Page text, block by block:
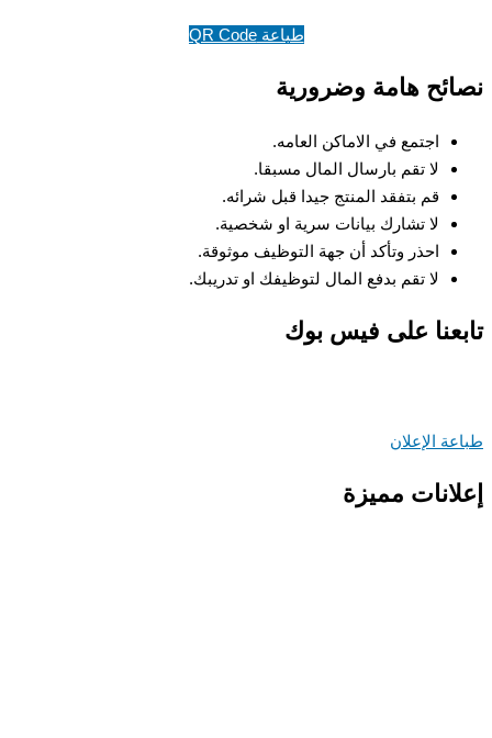
طباعة QR Code
هامة وضرورية
اجتمع في الاماكن العامه.
لا تقم بارسال المال مسبقا.
قم بتفقد المنتج جيدا قبل شرائه.
لا تشارك بيانات سرية او شخصية.
احذر وتأكد أن جهة التوظيف موثوقة.
لا تقم بدفع المال لتوظيفك او تدريبك.
على فيس بوك
الإعلان
مميزة